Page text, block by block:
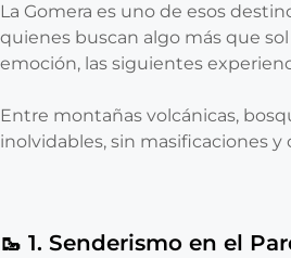
La Gomera es uno de esos
quienes buscan algo más que
emoción, las siguientes
Entre montañas volcánicas,
inolvidables, sin masificaciones
🥾 1. Senderismo en el